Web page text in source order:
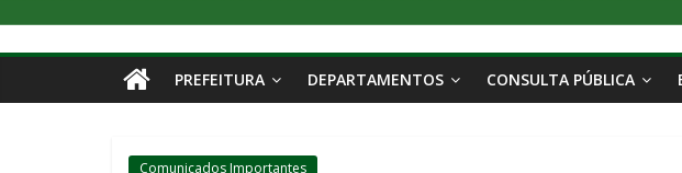
PREFEITURA DEPARTAMENTOS CONSULTA PÚBLICA
Comunicados Importantes